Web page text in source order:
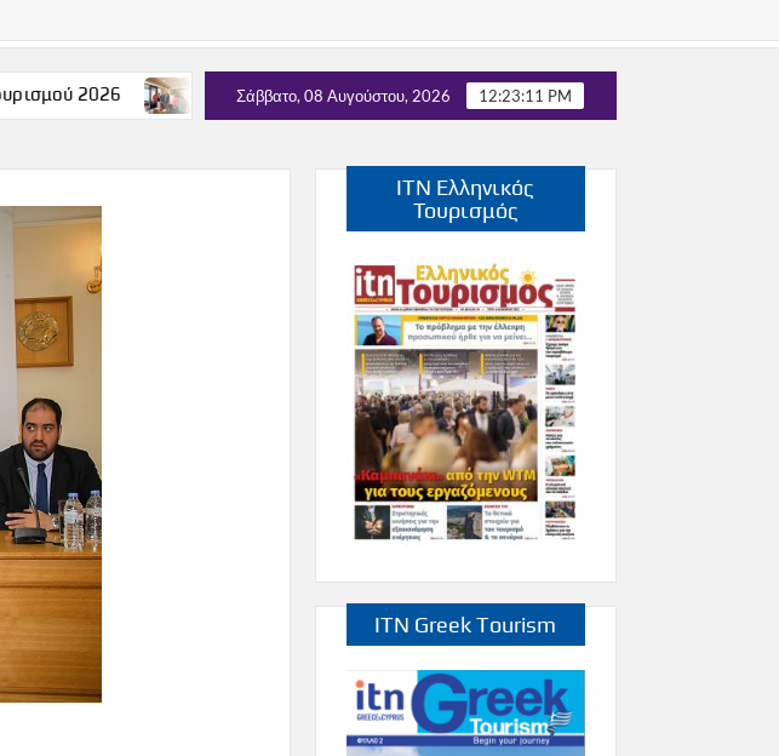
Συνάντηση του Συλλόγου Υπαλλήλων Ε.Ο.Τ. με τον Τομέα Τουρισμού του
Σάββατο, 08 Αυγούστου, 2026 12:23:12 PM
ITN Ελληνικός
Τουρισμός
ITN Greek Tourism